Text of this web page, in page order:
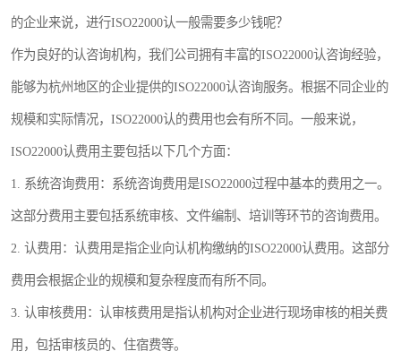
的企业来说，进行ISO22000认一般需要多少钱呢？
作为良好的认咨询机构，我们公司拥有丰富的ISO22000认咨询经验，
能够为杭州地区的企业提供的ISO22000认咨询服务。根据不同企业的
规模和实际情况，ISO22000认的费用也会有所不同。一般来说，
ISO22000认费用主要包括以下几个方面：
1. 系统咨询费用：系统咨询费用是ISO22000过程中基本的费用之一。
这部分费用主要包括系统审核、文件编制、培训等环节的咨询费用。
2. 认费用：认费用是指企业向认机构缴纳的ISO22000认费用。这部分
费用会根据企业的规模和复杂程度而有所不同。
3. 认审核费用：认审核费用是指认机构对企业进行现场审核的相关费
用，包括审核员的、住宿费等。